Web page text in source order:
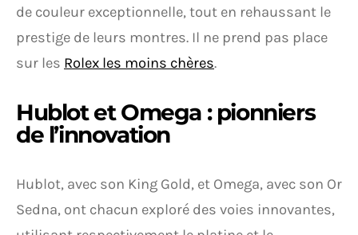
de couleur exceptionnelle, tout en rehaussant le
prestige de leurs montres. Il ne prend pas place
sur les Rolex les moins chères.
Hublot et Omega : pionniers
de l’innovation
Hublot, avec son King Gold, et Omega, avec son Or
Sedna, ont chacun exploré des voies innovantes,